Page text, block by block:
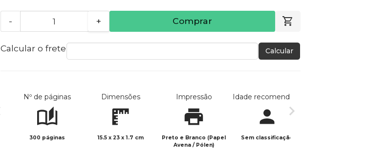
- + Comprar
Calcular o frete Calcular
Nº de páginas
300 páginas
Dimensões
15.5 x 23 x 1.7 cm
Impressão
Preto e Branco (Papel
Avena / Pólen)
Idade recomendada
Sem classificação